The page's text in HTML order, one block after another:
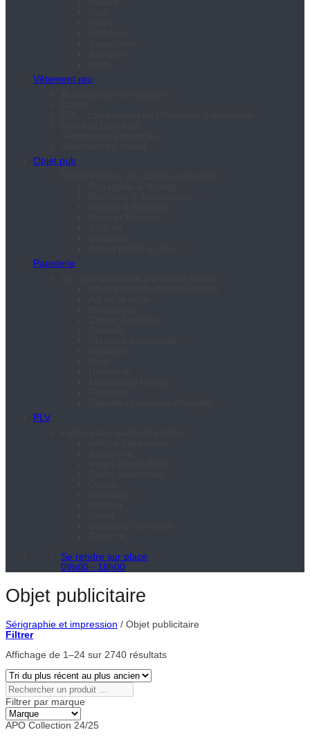
Vêtement pro
Objet pub
Papeterie
PLV
Se rendre sur place
09h00 - 18h00
Objet publicitaire
Sérigraphie et impression / Objet publicitaire
Filtrer
Affichage de 1–24 sur 2740 résultatsTrié
Rechercher
un
produit
...
Filtrer par marque
APO Collection 24/25